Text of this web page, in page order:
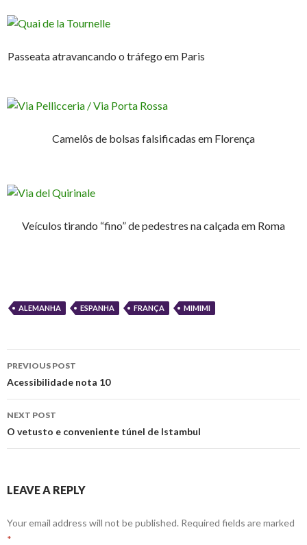
Passeata atravancando o tráfego em Paris
Camelôs de bolsas falsificadas em Florença
Veículos tirando “fino” de pedestres na calçada em Roma
ALEMANHA ESPANHA FRANÇA MIMIMI
Post
navigation
PREVIOUS POST
Acessibilidade nota 10
NEXT POST
O vetusto e conveniente túnel de Istambul
LEAVE A REPLY
Your email address will not be published. Required fields are marked
*